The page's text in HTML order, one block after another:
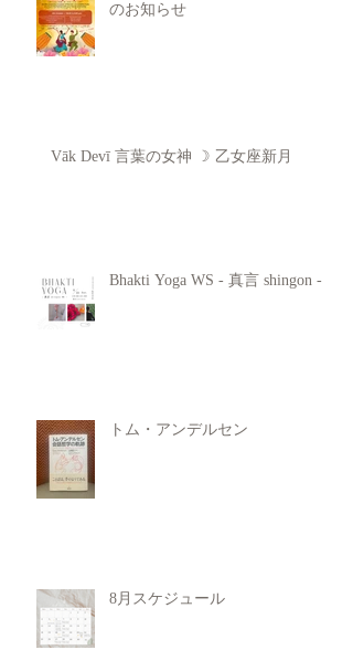
のお知らせ
Vāk Devī 言葉の女神 ☽ 乙女座新月
Bhakti Yoga WS - 真言 shingon -
トム・アンデルセン
8月スケジュール